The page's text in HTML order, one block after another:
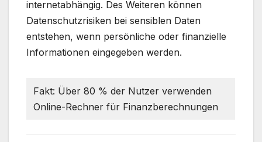
internetabhängig. Des Weiteren können
Datenschutzrisiken bei sensiblen Daten
entstehen, wenn persönliche oder finanzielle
Informationen eingegeben werden.
Fakt: Über 80 % der Nutzer verwenden
Online-Rechner für Finanzberechnungen